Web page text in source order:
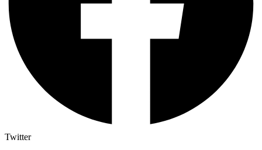
Twitter